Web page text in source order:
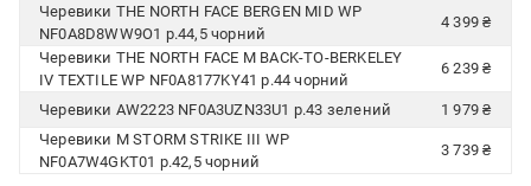
Черевики THE NORTH FACE BERGEN MID WP
NF0A8D8WW9O1 р.44,5 чорний
4 399 ₴
Черевики THE NORTH FACE M BACK-TO-BERKELEY
IV TEXTILE WP NF0A8177KY41 р.44 чорний
6 239 ₴
Черевики AW2223 NF0A3UZN33U1 р.43 зелений
1 979 ₴
Черевики M STORM STRIKE III WP
NF0A7W4GKT01 р.42,5 чорний
3 739 ₴